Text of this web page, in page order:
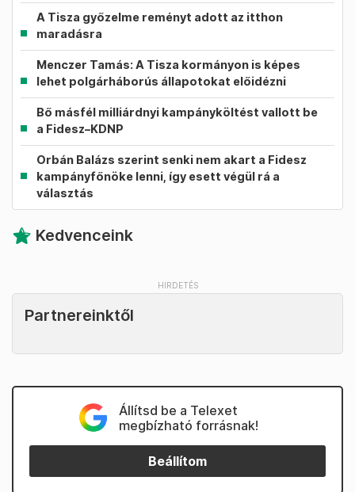
A Tisza győzelme reményt adott az itthon
maradásra
Menczer Tamás: A Tisza kormányon is képes
lehet polgárháborús állapotokat előidézni
Bő másfél milliárdnyi kampányköltést vallott be
a Fidesz–KDNP
Orbán Balázs szerint senki nem akart a Fidesz
kampányfőnöke lenni, így esett végül rá a
választás
Kedvenceink
Partnereinktől
Állítsd be a Telexet
megbízható forrásnak!
Beállítom